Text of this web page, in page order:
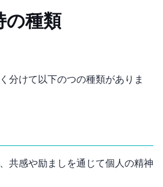
の種類
分けて以下の4つの種類がありま
共感や励ましを通じて個人の精神